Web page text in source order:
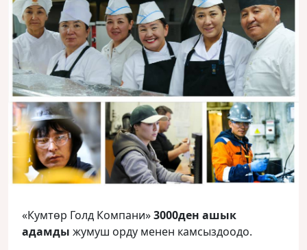
«Кумтөр Голд Компани»3000ден ашык
адамды жумуш орду менен камсыздоодо.